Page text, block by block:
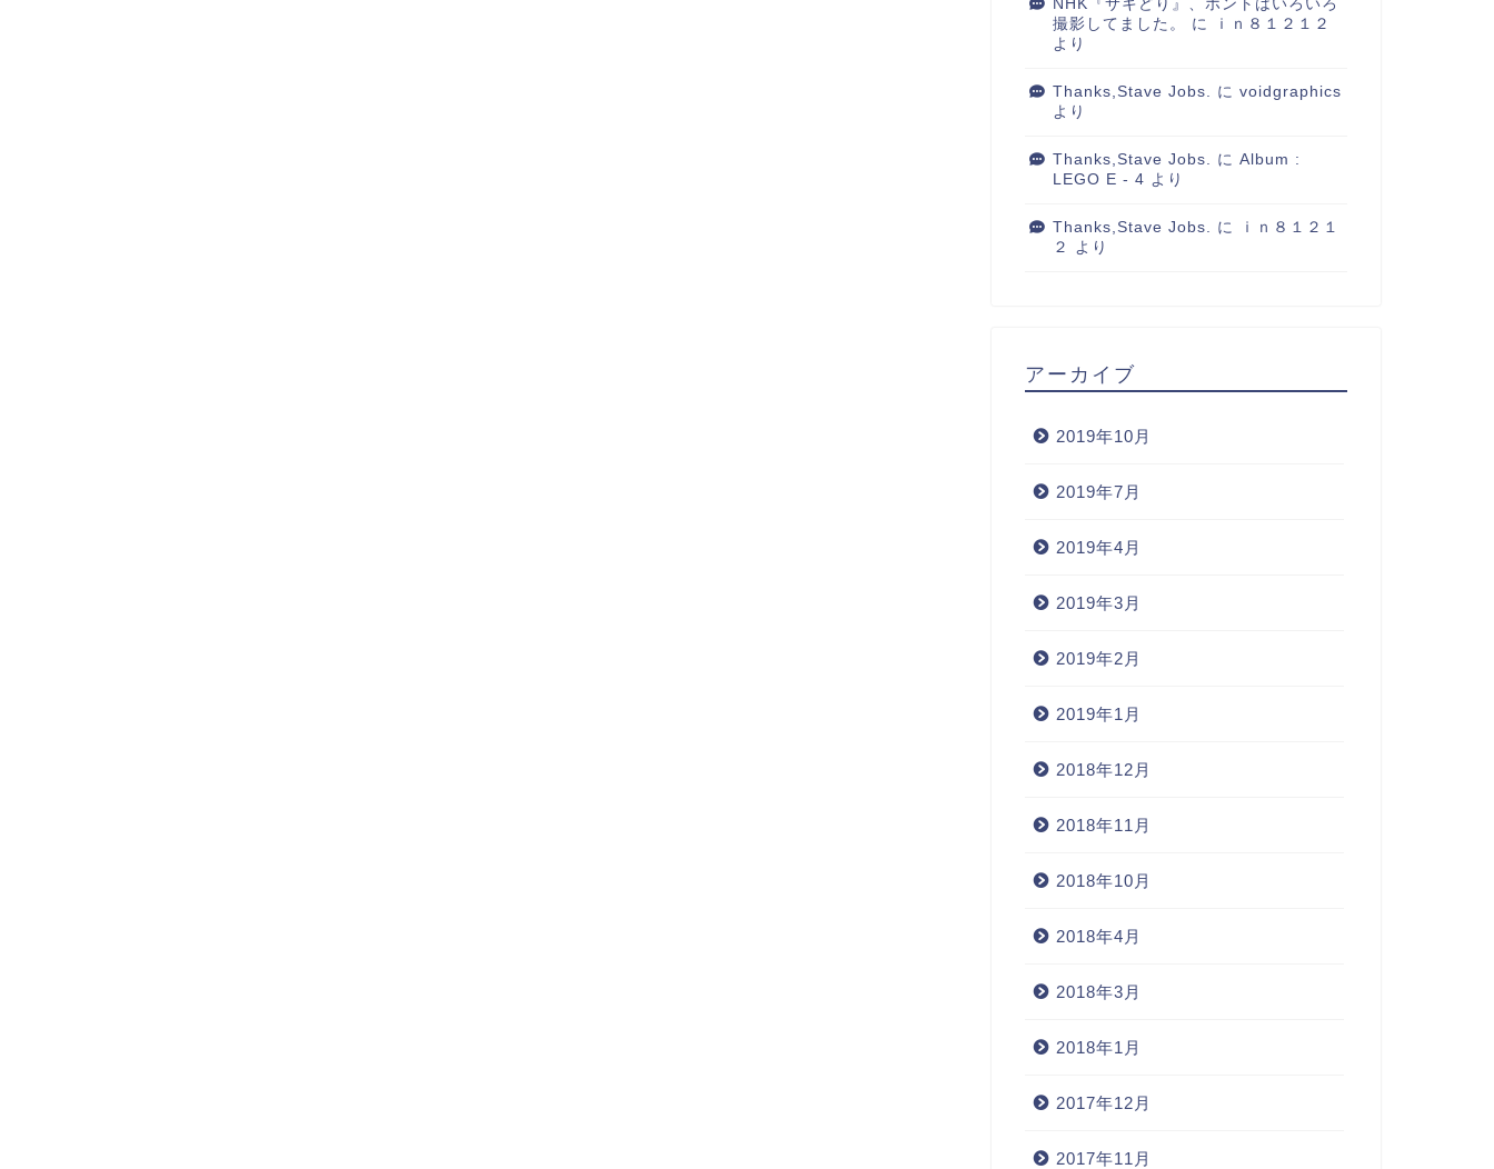
NHK『サキどり』、ホントはいろいろ
撮影してました。
に
ｉｎ８１２１２
より
Thanks,Stave Jobs. に voidgraphics
より
Thanks,Stave Jobs. に Album :
LEGO E - 4 より
Thanks,Stave Jobs. に
ｉｎ８１２１
２
より
アーカイブ
2019年10月
2019年7月
2019年4月
2019年3月
2019年2月
2019年1月
2018年12月
2018年11月
2018年10月
2018年4月
2018年3月
2018年1月
2017年12月
2017年11月